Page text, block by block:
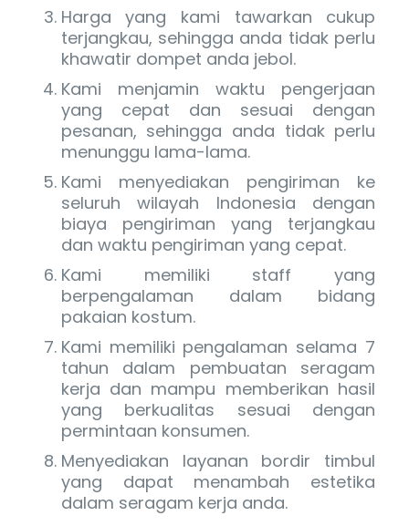
Harga yang kami tawarkan cukup
terjangkau, sehingga anda tidak perlu
khawatir dompet anda jebol.
Kami menjamin waktu pengerjaan
yang cepat dan sesuai dengan
pesanan, sehingga anda tidak perlu
menunggu lama-lama.
Kami menyediakan pengiriman ke
seluruh wilayah Indonesia dengan
biaya pengiriman yang terjangkau
dan waktu pengiriman yang cepat.
Kami memiliki staff yang
berpengalaman dalam bidang
pakaian kostum.
Kami memiliki pengalaman selama 7
tahun dalam pembuatan seragam
kerja dan mampu memberikan hasil
yang berkualitas sesuai dengan
permintaan konsumen.
Menyediakan layanan bordir timbul
yang dapat menambah estetika
dalam seragam kerja anda.